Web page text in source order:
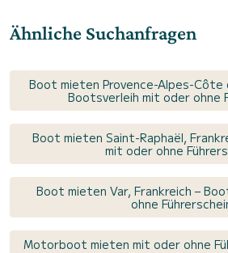
Ähnliche Suchanfragen
Boot mieten Provence-Alpes-Côte
Bootsverleih mit oder ohne
Boot mieten Saint-Raphaël,
mit oder ohne
Boot mieten Var, Frankreich –
ohne
Motorboot mieten mit oder ohne